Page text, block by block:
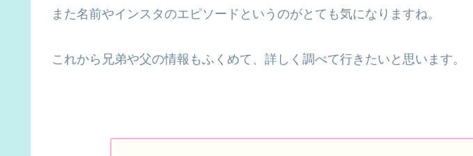
また名前やインスタのエピソードというのがとても気になりますね。
これから兄弟や父の情報もふくめて、詳しく調べて行きたいと思います。